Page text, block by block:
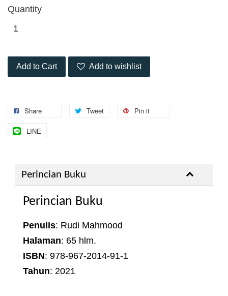
Quantity
Add to Cart Add to wishlist
Share Tweet Pin it
LINE
Perincian Buku
Perincian Buku
Penulis: Rudi Mahmood
Halaman: 65 hlm.
ISBN: 978-967-2014-91-1
Tahun: 2021